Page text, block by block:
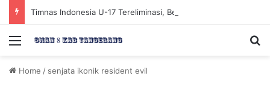
Menu
Home / senjata ikonik resident evil